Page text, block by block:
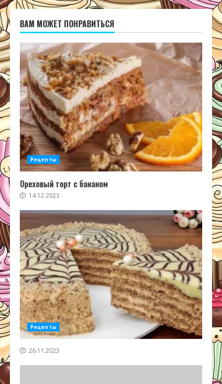
ВАМ МОЖЕТ ПОНРАВИТЬСЯ
Рецепты
Ореховый торт с бананом
14.12.2023
Рецепты
26.11.2023